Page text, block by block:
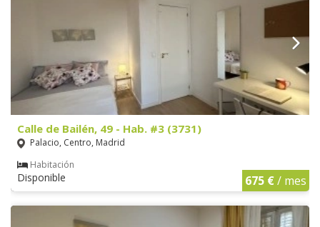
Calle de Bailén, 49 - Hab. #3 (3731)
Palacio, Centro, Madrid
Habitación
Disponible 675 €/ mes